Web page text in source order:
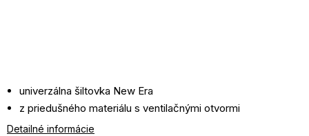
univerzálna šiltovka New Era
z priedušného materiálu s ventilačnými otvormi
ohnutý šilt chráni oči pred slnkom
Detailné informácie